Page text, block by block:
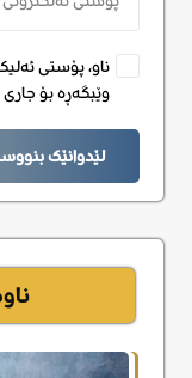
ناو، پۆستی
وێبگەڕە بۆ
لێدوانێک